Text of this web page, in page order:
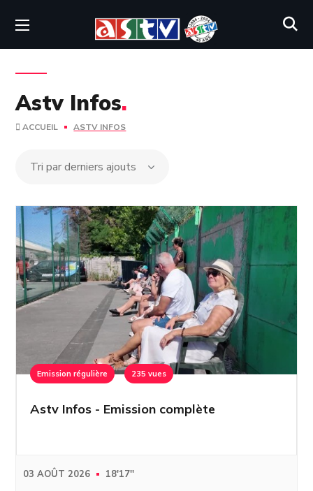
Astv Infos.
ACCUEIL ASTV INFOS
Emission régulière 235 vues
Astv Infos - Emission complète
03 AOÛT 2026 18'17''